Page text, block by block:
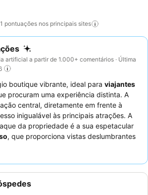
pontuações nos principais sites
artificial a partir de 1.000+ comentários · Última
boutique vibrante, ideal para viajantes
procuram uma experiência distinta. A
central, diretamente em frente à
inigualável às principais atrações. A
da propriedade é a sua espetacular
, que proporciona vistas deslumbrantes
e atencioso, e o diversificado
hóspedes são aconselhados a optar por
unidades de canto.